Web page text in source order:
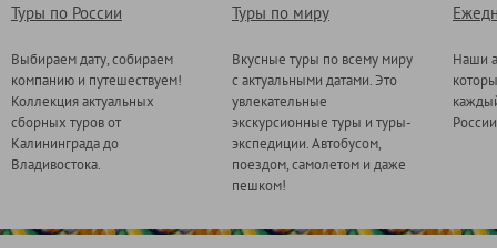
Туры по России
Выбираем дату, собираем
компанию и путешествуем!
Коллекция актуальных
сборных туров от
Калининграда до
Владивостока.
Туры по миру
Вкусные туры по всему миру
с актуальными датами. Это
увлекательные
экскурсионные туры и туры-
экспедиции. Автобусом,
поездом, самолетом и даже
пешком!
Наши